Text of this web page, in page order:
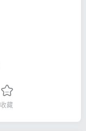
收藏